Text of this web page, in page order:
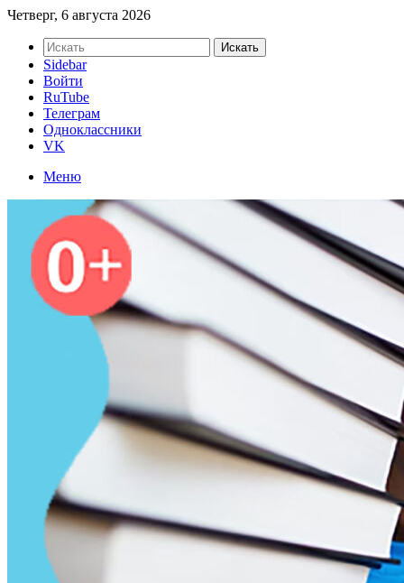
Четверг, 6 августа 2026
Искать
Sidebar
Войти
RuTube
Телеграм
Одноклассники
VK
Меню